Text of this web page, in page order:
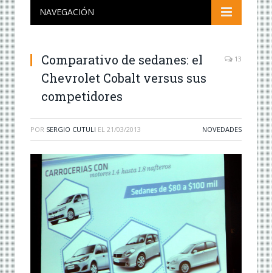
NAVEGACIÓN
Comparativo de sedanes: el
Chevrolet Cobalt versus sus
competidores
13
POR SERGIO CUTULI EL 21/03/2013 NOVEDADES